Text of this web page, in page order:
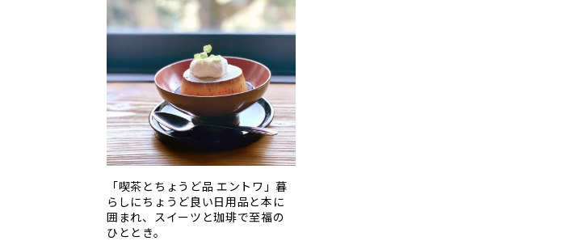
「喫茶とちょうど品 エントワ」暮
らしにちょうど良い日用品と本に
囲まれ、スイーツと珈琲で至福の
ひととき。